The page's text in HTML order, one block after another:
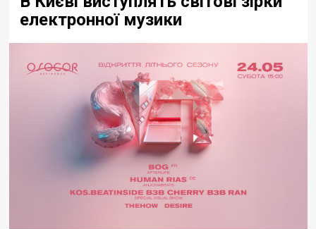
електронної музики